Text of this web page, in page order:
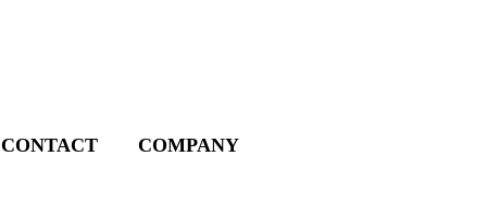
CONTACT COMPANY